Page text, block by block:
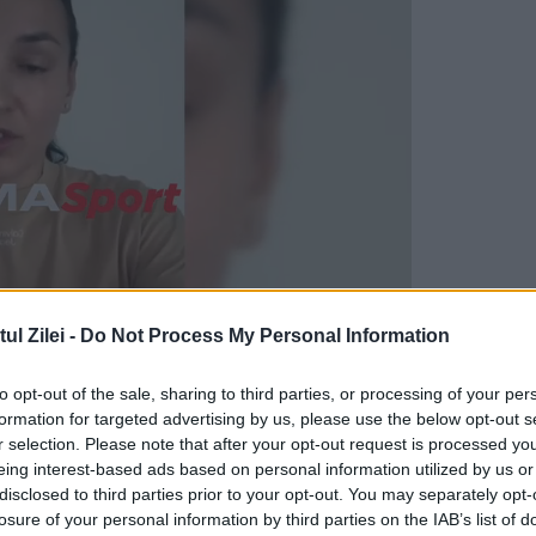
Zilei - Do Not Process My Personal Information
opt-out of the sale, sharing to third parties, or processing of your
for targeted advertising by us, please use the below opt-out
selection. Please note that after your opt-out request is processed
interest-based ads based on personal information utilized by us
to third parties prior to your opt-out. You may separately
of your personal information by third parties on the IAB’s list of
de boală, foarte multe țări europene au
să scape din nou situația de sub control.
să impună carantină celor infectați cu